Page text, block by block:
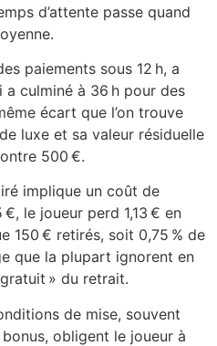
d’attente passe quand
paiements sous 12 h, a
culminé à 36 h pour des
écart que l’on trouve
luxe et sa valeur résiduelle
500 €.
implique un coût de
le joueur perd 1,13 € en
150 € retirés, soit 0,75 % de
que la plupart ignorent en
» du retrait.
de mise, souvent
obligent le joueur à